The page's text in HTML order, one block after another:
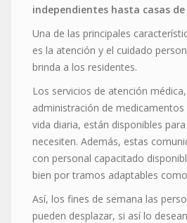
independientes hasta casas
Una de las principales
es la atención y el cuidado
brinda a los residentes.
Los servicios de atención
administración de medicamentos
vida diaria, están disponibles
necesiten. Además, estas
con personal capacitado
bien por tramos adaptables
Así, los fines de semana las
pueden desplazar, si así lo